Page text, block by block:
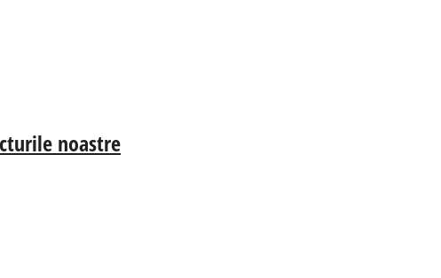
noastre